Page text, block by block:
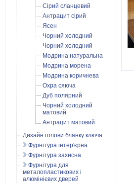
Cірий сланцевий
Антрацит сірий
Ясен
Чорний холодний
Чорний холодний
Модрина натуральна
Модрина морена
Модрина коричнева
Охра сяюча
Дуб полярний
Чорний холодний
матовий
Антрацит матовий
Дизайн голови бланку ключа
Фурнітура інтер'єрна
Фурнітура захисна
Фурнітура для
металопластикових і
алюмінієвих дверей